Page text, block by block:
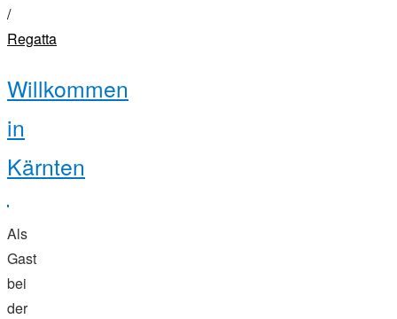
/
Regatta
Willkommen
in
Kärnten
Als
Gast
bei
der